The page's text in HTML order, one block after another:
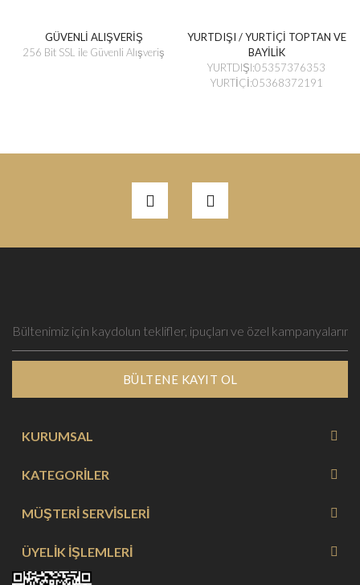
GÜVENLİ ALIŞVERİŞ
256 Bit SSL ile Güvenli Alışveriş
YURTDIŞI / YURTİÇİ TOPTAN VE
BAYİLİK
YURTDIŞI:05357376353
YURTİÇİ:05368372191
BÜLTENE KAYIT OL
KURUMSAL
KATEGORİLER
MÜŞTERİ SERVİSLERİ
ÜYELİK İŞLEMLERİ